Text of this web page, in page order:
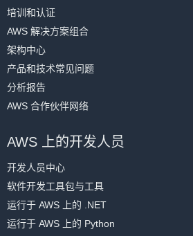
培训和认证
AWS 解决方案组合
架构中心
产品和技术常见问题
分析报告
AWS 合作伙伴网络
AWS 上的开发人员
开发人员中心
软件开发工具包与工具
运行于 AWS 上的 .NET
运行于 AWS 上的 Python